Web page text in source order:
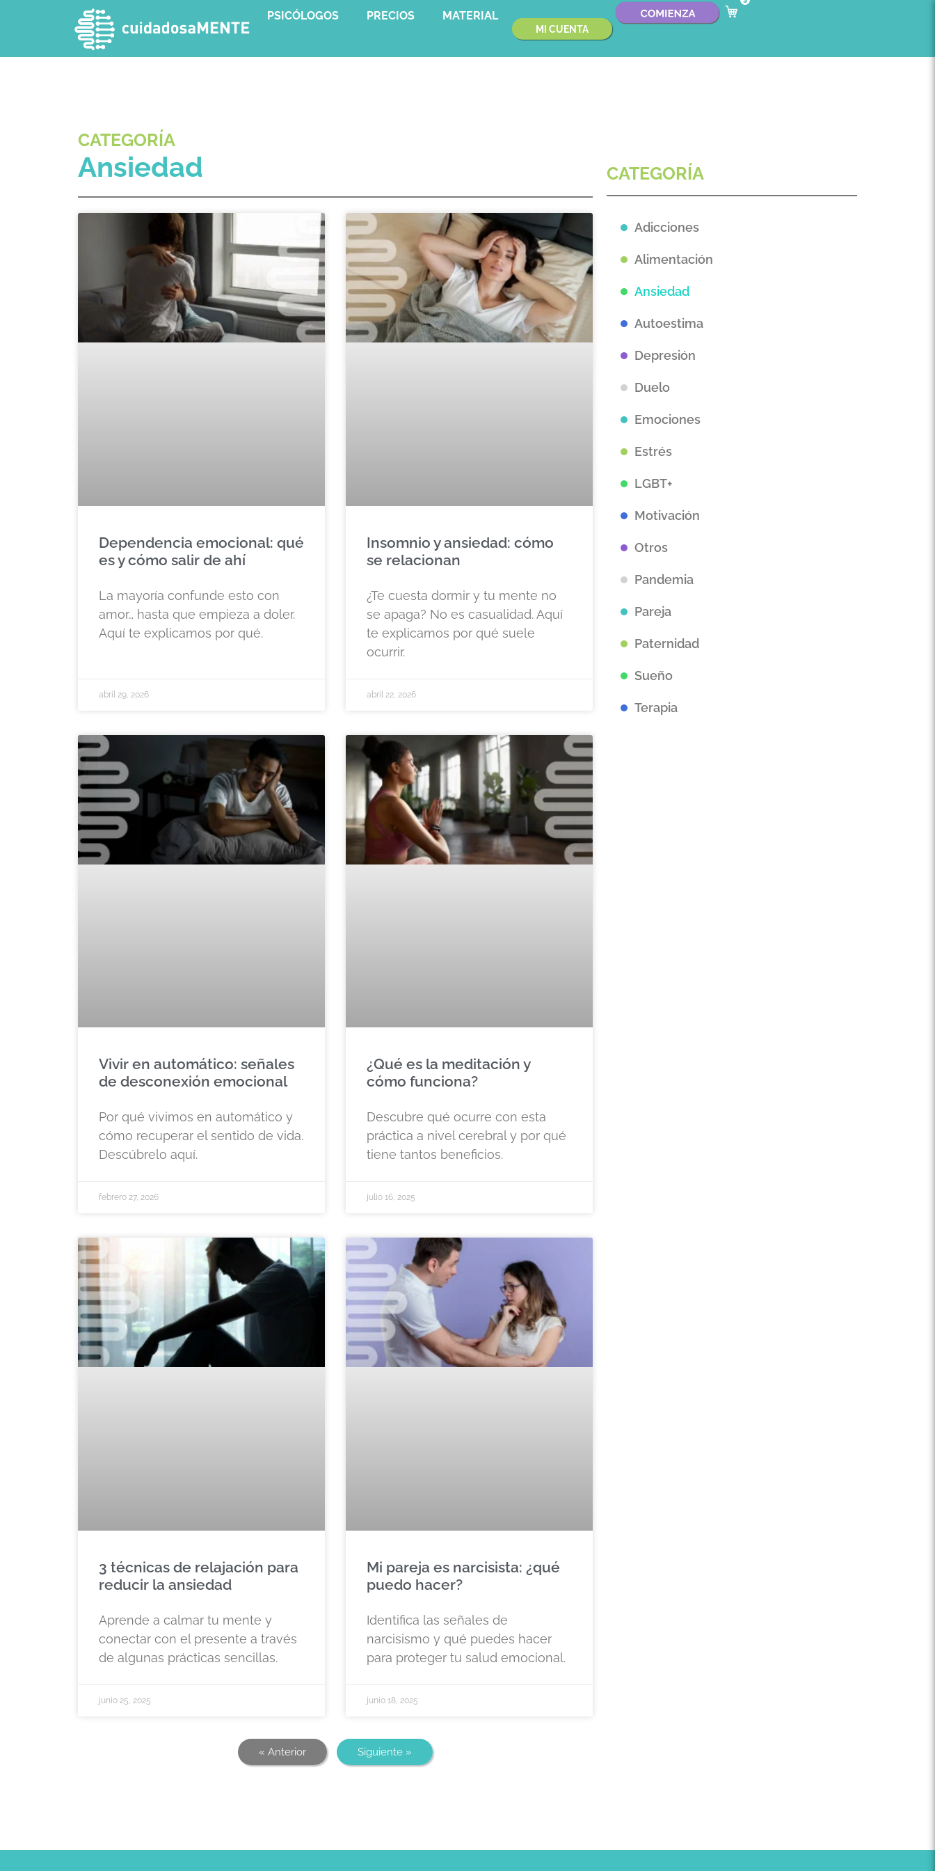
PSICÓLOGOS PRECIOS MATERIAL
MI CUENTA
CATEGORÍA
Ansiedad
Dependencia emocional: qué
es y cómo salir de ahí
La mayoría confunde esto con
amor… hasta que empieza a doler.
Aquí te explicamos por qué.
abril 29, 2026
Insomnio y ansiedad: cómo
se relacionan
¿Te cuesta dormir y tu mente no
se apaga? No es casualidad. Aquí
te explicamos por qué suele
ocurrir.
abril 22, 2026
Vivir en automático: señales
de desconexión emocional
Por qué vivimos en automático y
cómo recuperar el sentido de vida.
Descúbrelo aquí.
febrero 27, 2026
¿Qué es la meditación y
cómo funciona?
Descubre qué ocurre con esta
práctica a nivel cerebral y por qué
tiene tantos beneficios.
julio 16, 2025
3 técnicas de relajación para
reducir la ansiedad
Aprende a calmar tu mente y
conectar con el presente a través
de algunas prácticas sencillas.
junio 25, 2025
Mi pareja es narcisista: ¿qué
puedo hacer?
Identifica las señales de
narcisismo y qué puedes hacer
para proteger tu salud emocional.
junio 18, 2025
« Anterior Siguiente »
CATEGORÍA
Adicciones
Alimentación
Ansiedad
Autoestima
Depresión
Duelo
Emociones
Estrés
LGBT+
Motivación
Otros
Pandemia
Pareja
Paternidad
Sueño
Terapia